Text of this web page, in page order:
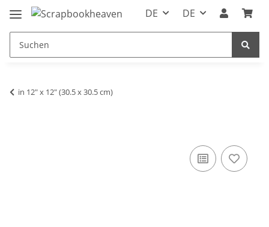
DE DE
in 12" x 12" (30.5 x 30.5 cm)